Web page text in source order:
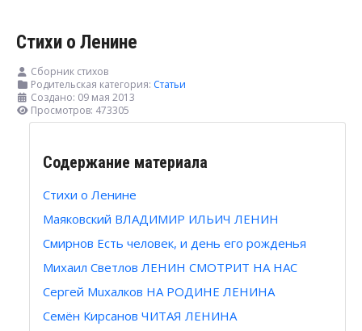
Стихи о Ленине
Сборник стихов
Родительская категория: Статьи
Создано: 09 мая 2013
Просмотров: 473305
Содержание материала
Стихи о Ленине
Маяковский ВЛАДИМИР ИЛЬИЧ ЛЕНИН
Смирнов Есть человек, и день его рожденья
Михаил Светлов ЛЕНИН СМОТРИТ НА НАС
Сергей Muxaлков НА РОДИНЕ ЛЕНИНА
Семён Кирсанов ЧИТАЯ ЛЕНИНА